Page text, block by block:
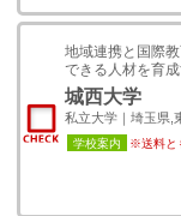
地域連携と国際
できる人材を育
城西大学
私立大学｜埼玉県,
学校案内 ※送料と